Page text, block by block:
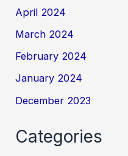
April 2024
March 2024
February 2024
January 2024
December 2023
Categories